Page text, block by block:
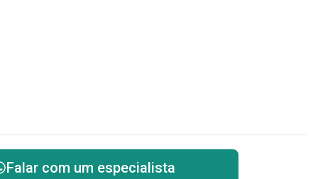
Falar com um especialista